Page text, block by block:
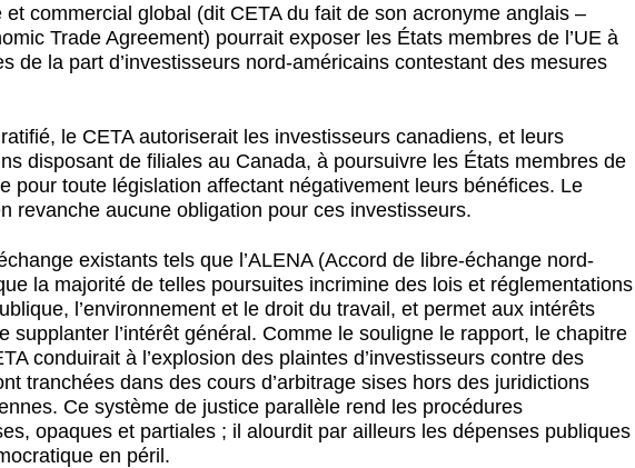
et commercial global (dit CETA du fait de son acronyme anglais –
Trade Agreement) pourrait exposer les États membres de l’UE à
de la part d’investisseurs nord-américains contestant des mesures
le CETA autoriserait les investisseurs canadiens, et leurs
disposant de filiales au Canada, à poursuivre les États membres de
pour toute législation affectant négativement leurs bénéfices. Le
revanche aucune obligation pour ces investisseurs.
existants tels que l’ALENA (Accord de libre-échange nord-
la majorité de telles poursuites incrimine des lois et réglementations
l’environnement et le droit du travail, et permet aux intérêts
supplanter l’intérêt général. Comme le souligne le rapport, le chapitre
conduirait à l’explosion des plaintes d’investisseurs contre des
tranchées dans des cours d’arbitrage sises hors des juridictions
Ce système de justice parallèle rend les procédures
opaques et partiales ; il alourdit par ailleurs les dépenses publiques
en péril.